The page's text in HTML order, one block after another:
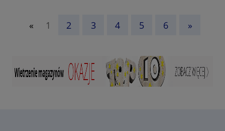
- parametr B na fotografii numer 2 w galerii produktu = 76mm
- materiał wykonania tworzywo sztuczne poliamid 6 (ROHS)
- rodzaj uszczelnienia uszczelki
- w komplecie nakrętka i podkładka uszczelniająca
- temperatura pracy od -30 do +80 ºC
« 1 2 3 4 5 6 »